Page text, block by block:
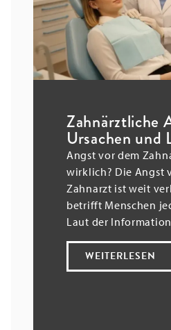
Zahnärztliche
Ursachen und
Angst vor dem
wirklich? Die Angst
Zahnarzt ist weit
betrifft Menschen
Laut der
WEITERLESEN